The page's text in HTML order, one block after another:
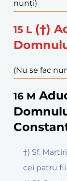
nunți)
15 L (†)
(Nu se fac
16 M
†) Sf.
cei patru fii